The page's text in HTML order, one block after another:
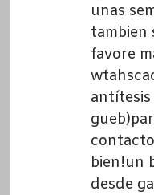
unas
tambien
favore
antítesis
bien!un
desde